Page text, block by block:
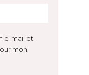
e-mail et
mon